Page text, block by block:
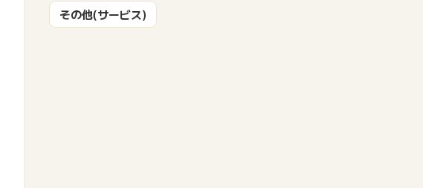
その他(サービス)